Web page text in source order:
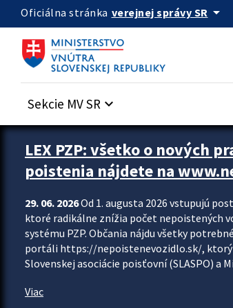
Preskocit na hlavný obsah
Oficiálna stránka verejnej správy SR arrow_drop_down
Sekcie MV SR keyboard_arrow_down
Zastavit automatický posun upútavok
LEX PZP: všetko o nových
poistenia nájdete na
29. 06. 2026Od 1. augusta 2026 vstupujú
ktoré radikálne znížia počet nepoistených
systému PZP. Občania nájdu všetky
portáli https://nepoistenevozidlo.sk/, ktorý
Slovenskej asociácie poisťovní (SLASPO) a
Viac